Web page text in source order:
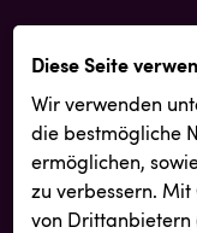
Diese Seite
Wir verwenden
die best­mögliche
ermöglichen,
zu verbessern. Mit
von Drittanbietern